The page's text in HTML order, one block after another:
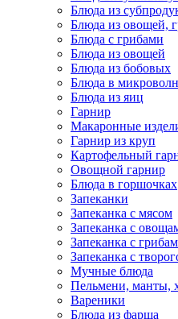
Блюда из
Блюда из овощей,
Блюда с грибами
Блюда из овощей
Блюда из бобовых
Блюда в
Блюда из яиц
Гарнир
Макаронные
Гарнир из круп
Картофельный
Овощной гарнир
Блюда в горшочках
Запеканки
Запеканка с мясом
Запеканка с
Запеканка с
Запеканка с
Мучные блюда
Пельмени, манты,
Вареники
Блюда из фарша